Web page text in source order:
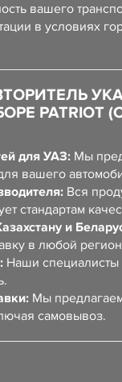
вашего
в условиях
PATRIOT
для УАЗ: Мы
вашего
Вся
стандартам
и
в любой
Наши специалисты
Мы
самовывоз.